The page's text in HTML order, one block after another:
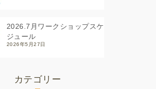
2026.7月ワークショップスケ
ジュール
2026年5月27日
カテゴリー